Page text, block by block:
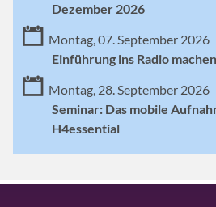
Dezember 2026
Montag, 07. September 2026
Einführung ins Radio machen
Montag, 28. September 2026
Seminar: Das mobile
H4essential